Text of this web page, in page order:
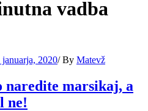
vadba
januarja, 2020/ By Matevž
naredite marsikaj, a
ne!